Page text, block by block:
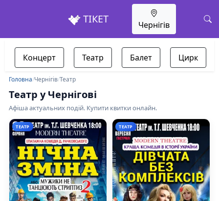
ТІКЕТ Чернігів
Концерт Театр Балет Цирк
Головна/Чернігів/Театр
Театр у Чернігові
Афіша актуальних подій. Купити квитки онлайн.
ТЕАТР ТЕАТР